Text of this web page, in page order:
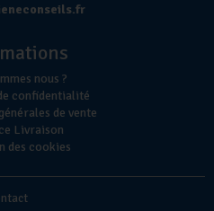
nous ?
confidentialité
de vente
Livraison
des cookies